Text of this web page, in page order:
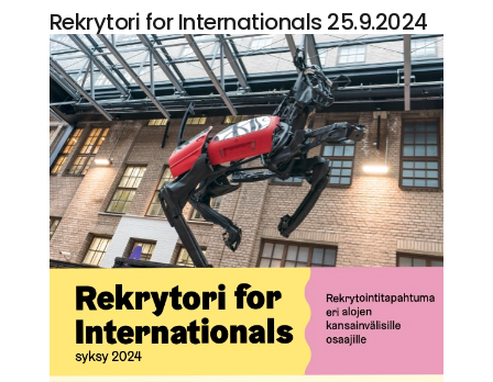
Rekrytori for Internationals 25.9.2024